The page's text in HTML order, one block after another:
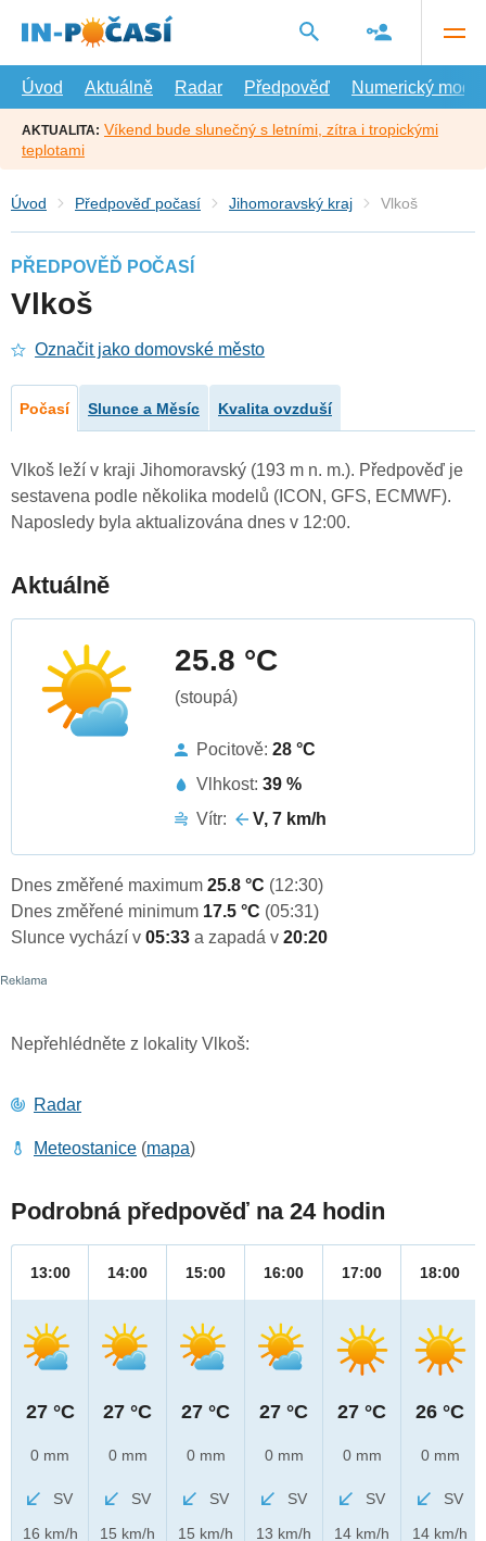
hlavní
Úvod
Aktuálně Radar Předpověď Numerický model
AKTUALITA: Víkend bude slunečný s letními, zítra i tropickými
teplotami
Úvod Předpověď počasí Jihomoravský kraj Vlkoš
PŘEDPOVĚĎ POČASÍ
Vlkoš
Označit jako domovské město
Počasí Slunce a Měsíc Kvalita ovzduší
Vlkoš leží v kraji Jihomoravský (193 m n. m.). Předpověď je
sestavena podle několika modelů (ICON, GFS, ECMWF).
Naposledy byla aktualizována dnes v 12:00.
Aktuálně
25.8 °C
(stoupá)
Pocitově: 28 °C
Vlhkost: 39 %
Vítr:
V, 7 km/h
Dnes změřené maximum 25.8 °C (12:30)
Dnes změřené minimum 17.5 °C (05:31)
Slunce vychází v 05:33 a zapadá v 20:20
Nepřehlédněte z lokality Vlkoš:
Radar
Meteostanice (mapa)
Podrobná předpověď na 24 hodin
13:00
27 °C
0 mm
SV
16 km/h
14:00
27 °C
0 mm
SV
15 km/h
15:00
27 °C
0 mm
SV
15 km/h
16:00
27 °C
0 mm
SV
13 km/h
17:00
27 °C
0 mm
SV
14 km/h
18:00
26 °C
0 mm
SV
14 km/h